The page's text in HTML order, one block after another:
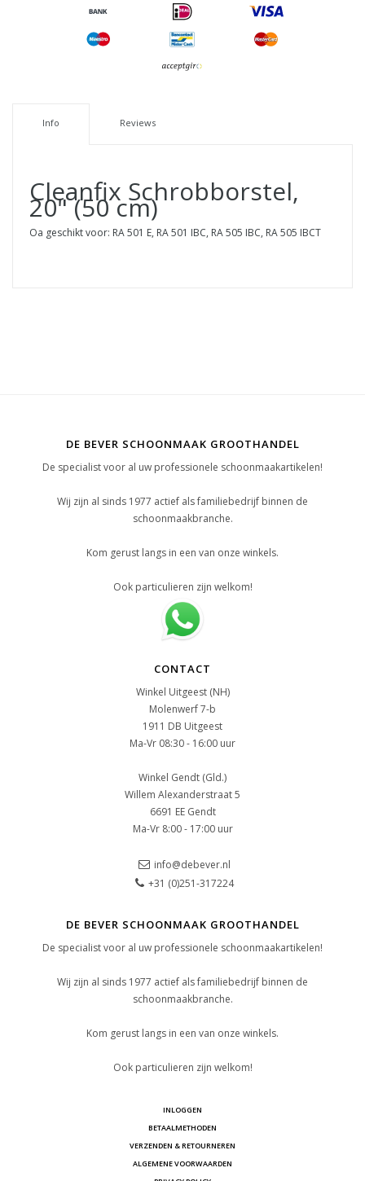
Info Reviews
Cleanfix Schrobborstel,
20" (50 cm)
Oa geschikt voor: RA 501 E, RA 501 IBC, RA 505 IBC, RA 505 IBCT
DE BEVER SCHOONMAAK GROOTHANDEL
De specialist voor al uw professionele schoonmaakartikelen!
Wij zijn al sinds 1977 actief als familiebedrijf binnen de
schoonmaakbranche.
Kom gerust langs in een van onze winkels.
Ook particulieren zijn welkom!
CONTACT
Winkel Uitgeest (NH)
Molenwerf 7-b
1911 DB Uitgeest
Ma-Vr 08:30 - 16:00 uur
Winkel Gendt (Gld.)
Willem Alexanderstraat 5
6691 EE Gendt
Ma-Vr 8:00 - 17:00 uur
info@debever.nl
+31 (0)251-317224
DE BEVER SCHOONMAAK GROOTHANDEL
De specialist voor al uw professionele schoonmaakartikelen!
Wij zijn al sinds 1977 actief als familiebedrijf binnen de
schoonmaakbranche.
Kom gerust langs in een van onze winkels.
Ook particulieren zijn welkom!
INLOGGEN
BETAALMETHODEN
VERZENDEN & RETOURNEREN
ALGEMENE VOORWAARDEN